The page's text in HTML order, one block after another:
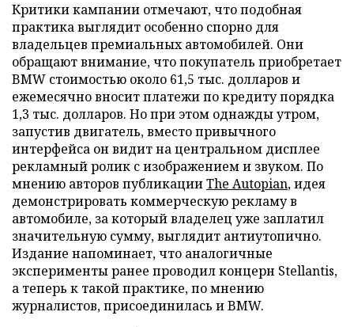
Критики кампании отмечают, что подобная
практика выглядит особенно спорно для
владельцев премиальных автомобилей. Они
обращают внимание, что покупатель приобретает
BMW стоимостью около 61,5 тыс. долларов и
ежемесячно вносит платежи по кредиту порядка
1,3 тыс. долларов. Но при этом однажды утром,
запустив двигатель, вместо привычного
интерфейса он видит на центральном дисплее
рекламный ролик с изображением и звуком. По
мнению авторов публикацииThe Autopian, идея
демонстрировать коммерческую рекламу в
автомобиле, за который владелец уже заплатил
значительную сумму, выглядит антиутопично.
Издание напоминает, что аналогичные
эксперименты ранее проводил концерн Stellantis,
а теперь к такой практике, по мнению
журналистов, присоединилась и BMW.